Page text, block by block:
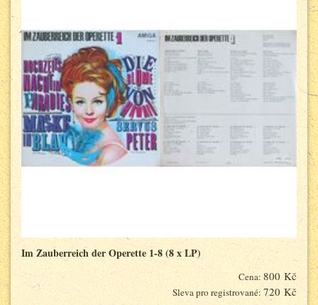
Im Zauberreich der Operette 1-8 (8 x LP)
Cena: 800 Kč
Sleva pro registrované: 720 Kč